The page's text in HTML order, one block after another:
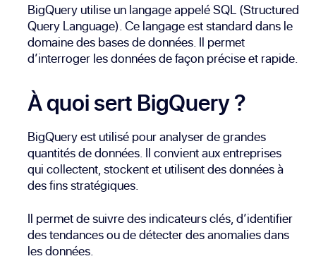
BigQuery utilise un langage appelé SQL (Structured
Query Language). Ce langage est standard dans le
domaine des bases de données. Il permet
d’interroger les données de façon précise et rapide.
À quoi sert BigQuery ?
BigQuery est utilisé pour analyser de grandes
quantités de données. Il convient aux entreprises
qui collectent, stockent et utilisent des données à
des fins stratégiques.
Il permet de suivre des indicateurs clés, d’identifier
des tendances ou de détecter des anomalies dans
les données.